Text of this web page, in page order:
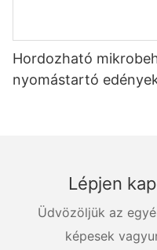
Hordozható
nyomástartó
Lépjen
Üdvözöljük az
képesek